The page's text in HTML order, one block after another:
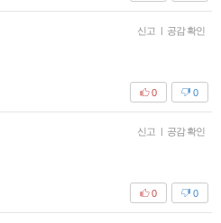
신고 | 공감 확인
0
0
신고 | 공감 확인
0
0